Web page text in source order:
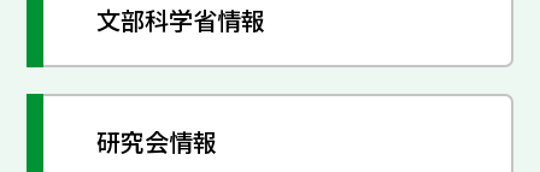
文部科学省情報
研究会情報